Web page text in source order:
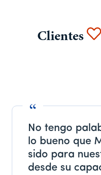
Clientes
No tengo
lo bueno que
sido para
desde su